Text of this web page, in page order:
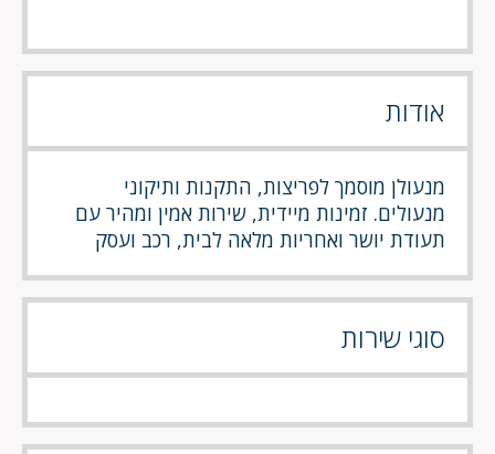
אודות
מנעולן מוסמך לפריצות, התקנות ותיקוני
מנעולים. זמינות מיידית, שירות אמין ומהיר עם
תעודת יושר ואחריות מלאה לבית, רכב ועסק
סוגי שירות